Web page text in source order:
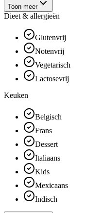
Toon meer
Dieet & allergieën
Glutenvrij
Notenvrij
Vegetarisch
Lactosevrij
Keuken
Belgisch
Frans
Dessert
Italiaans
Kids
Mexicaans
Indisch